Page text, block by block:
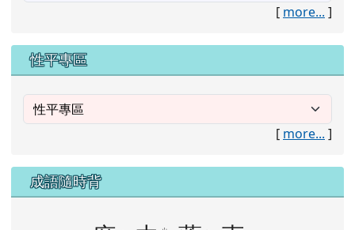
[ more... ]
性平專區
[ more... ]
成語隨時背